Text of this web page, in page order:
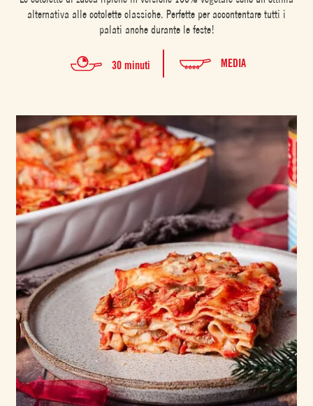
alternativa alle cotolette classiche. Perfette per accontentare tutti i
palati anche durante le feste!
30 minuti MEDIA